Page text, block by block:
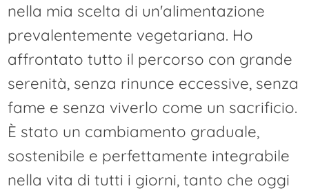
nella mia scelta di un'alimentazione
prevalentemente vegetariana. Ho
affrontato tutto il percorso con grande
serenità, senza rinunce eccessive, senza
fame e senza viverlo come un sacrificio.
È stato un cambiamento graduale,
sostenibile e perfettamente integrabile
nella vita di tutti i giorni, tanto che oggi